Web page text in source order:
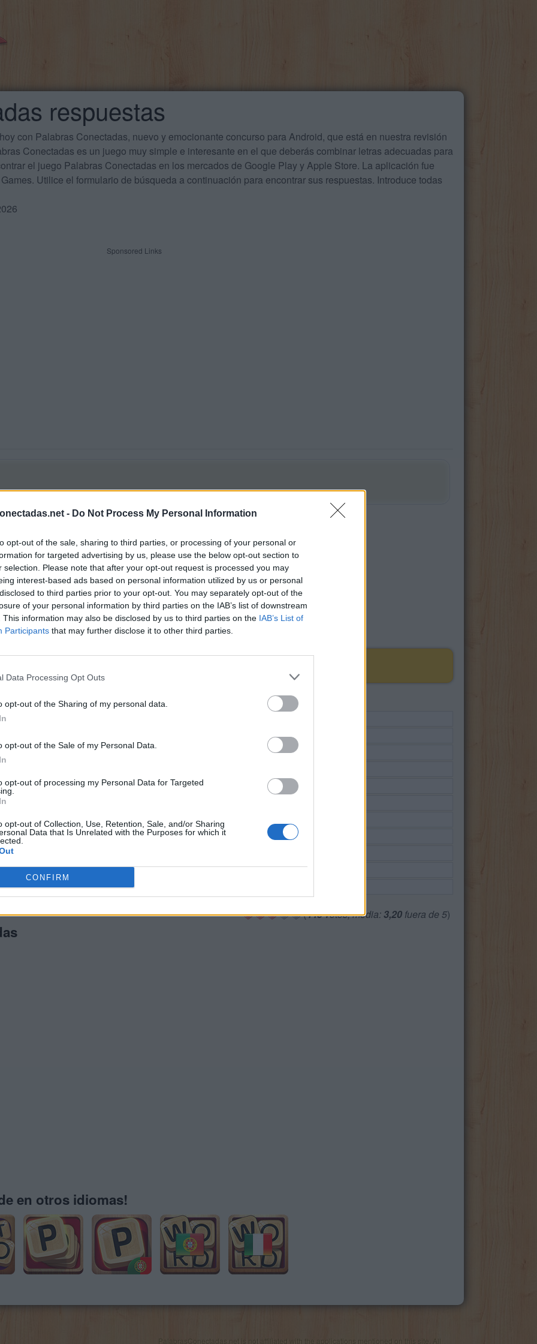
- Do Not Process My Personal Information
opt-out of the sale, sharing to third parties, or processing of your personal or
for targeted advertising by us, please use the below opt-out section to
selection. Please note that after your opt-out request is processed you may
interest-based ads based on personal information utilized by us or personal
to third parties prior to your opt-out. You may separately opt-out of the
of your personal information by third parties on the IAB’s list of downstream
This information may also be disclosed by us to third parties on the IAB’s List of
Participants that may further disclose it to other third parties.
Data Processing Opt Outs
opt-out of the Sharing of my personal data.
opt-out of the Sale of my Personal Data.
opt-out of processing my Personal Data for Targeted
opt-out of Collection, Use, Retention, Sale, and/or Sharing
Data that Is Unrelated with the Purposes for which it
CONFIRM
respuestas
con Palabras Conectadas, nuevo y emocionante concurso para Android, que está en nuestra revisión
Conectadas es un juego muy simple e interesante en el que deberás combinar letras adecuadas para
el juego Palabras Conectadas en los mercados de Google Play y Apple Store. La aplicación fue
Utilice el formulario de búsqueda a continuación para encontrar sus respuestas. Introduce todas
Sponsored Links
respuestas
25754
25756
25757
25758
25759
25761
25762
(445votos, media: 3,20 fuera de 5)
en otros idiomas!
PalabrasConectadas.net is not affiliated with the applications mentioned on this site. All